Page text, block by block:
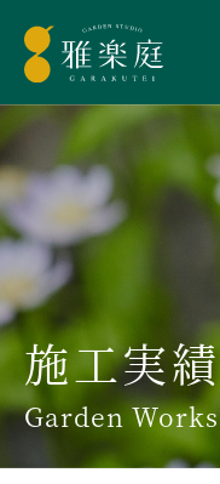
施工実績
Garden Works